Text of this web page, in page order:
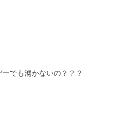
でも湧かないの？？？